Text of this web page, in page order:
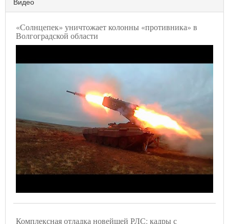
«Солнцепек» уничтожает колонны «противника» в
Волгоградской области
Комплексная отладка новейшей РЛС: кадры с